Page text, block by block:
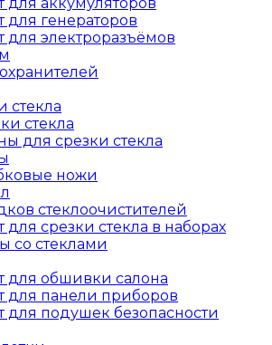
генераторов
для электроразъёмов
стекла
стекла
для срезки стекла
ножи
стеклоочистителей
срезки стекла в наборах
со стеклами
для обшивки салона
для панели приборов
для подушек безопасности